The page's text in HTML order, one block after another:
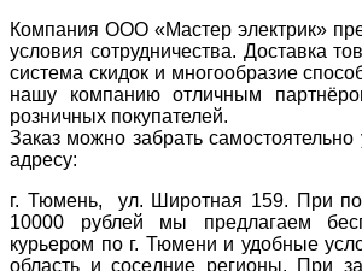
Компания ООО «Мастер электрик»
условия сотрудничества. Доставка
система скидок и многообразие
нашу компанию отличным
розничных покупателей.
Заказ можно забрать
адресу:
г. Тюмень, ул. Широтная 159. При
10000 рублей мы предлагаем
курьером по г. Тюмени и удобные
область и соседние регионы. При